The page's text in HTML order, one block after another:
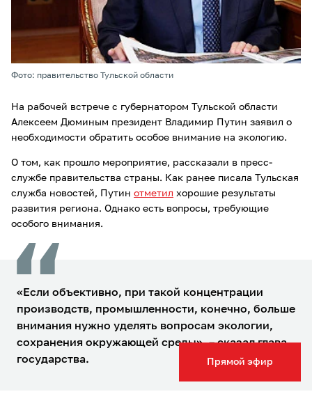
Прямой эфир
Фото: правительство Тульской области
На рабочей встрече с губернатором Тульской области
Алексеем Дюминым президент Владимир Путин заявил о
необходимости обратить особое внимание на экологию.
О том, как прошло мероприятие, рассказали в пресс-
службе правительства страны. Как ранее писала Тульская
служба новостей, Путин отметил хорошие результаты
развития региона. Однако есть вопросы, требующие
особого внимания.
«Если объективно, при такой концентрации
производств, промышленности, конечно, больше
внимания нужно уделять вопросам экологии,
сохранения окружающей среды», – сказал глава
государства.